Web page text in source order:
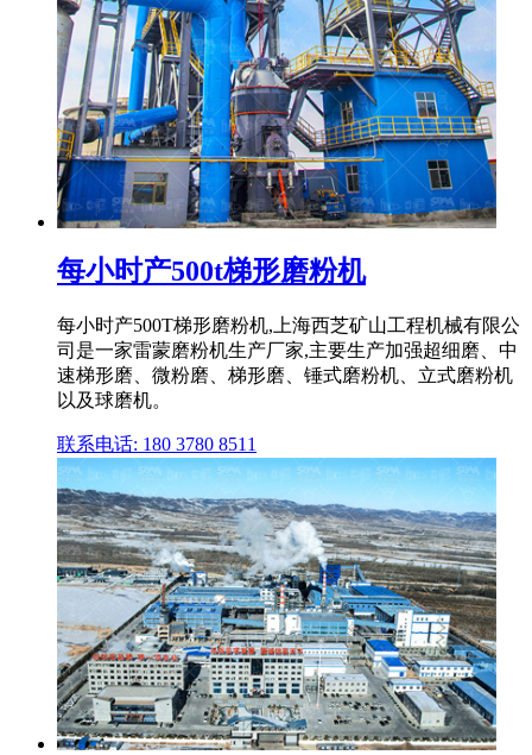
每小时产500t梯形磨粉机
每小时产500T梯形磨粉机,上海西芝矿山工程机械有限公
司是一家雷蒙磨粉机生产厂家,主要生产加强超细磨、中
速梯形磨、微粉磨、梯形磨、锤式磨粉机、立式磨粉机
以及球磨机。
联系电话: 180 3780 8511